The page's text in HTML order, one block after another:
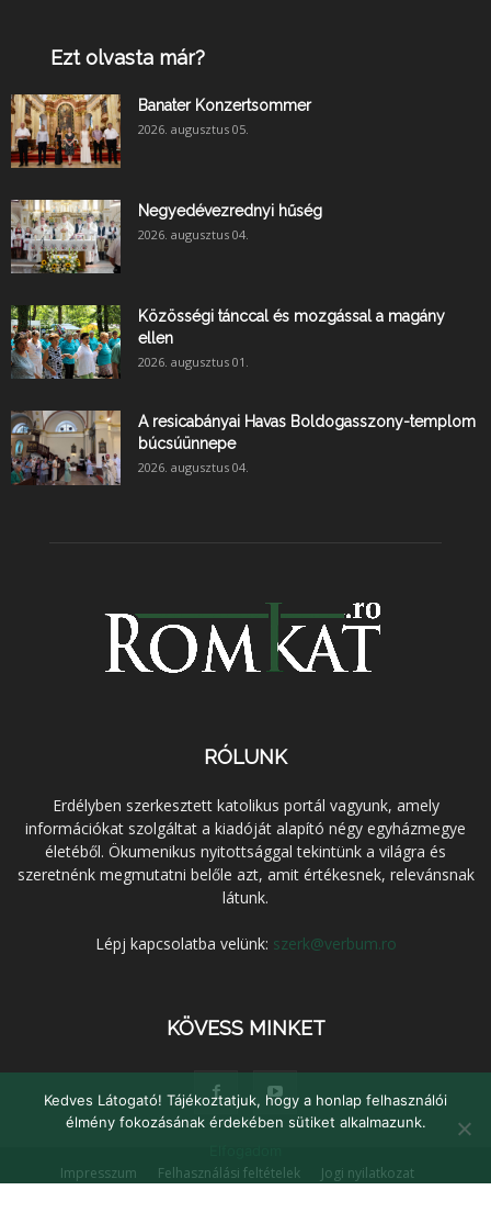
Ezt olvasta már?
Banater Konzertsommer
2026. augusztus 05.
Negyedévezrednyi hűség
2026. augusztus 04.
Közösségi tánccal és mozgással a magány
ellen
2026. augusztus 01.
A resicabányai Havas Boldogasszony-templom
búcsúünnepe
2026. augusztus 04.
RÓLUNK
Erdélyben szerkesztett katolikus portál vagyunk, amely
információkat szolgáltat a kiadóját alapító négy egyházmegye
életéből. Ökumenikus nyitottsággal tekintünk a világra és
szeretnénk megmutatni belőle azt, amit értékesnek, relevánsnak
látunk.
Lépj kapcsolatba velünk: szerk@verbum.ro
KÖVESS MINKET
Impresszum Felhasználási feltételek
Jogi nyilatkozat
Kedves Látogató! Tájékoztatjuk, hogy a honlap felhasználói
élmény fokozásának érdekében sütiket alkalmazunk.